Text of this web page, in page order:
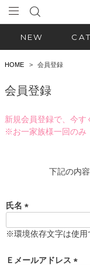
NEW
HOME 会員登録
会員登録
新規会員登録で、今す
※お一家族様一回のみ
下記の内
氏名
必
)
※環境依存文字は使用
Ｅメールアドレス